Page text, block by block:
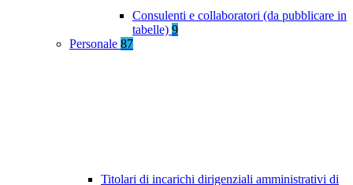
Consulenti e collaboratori (da pubblicare in
tabelle) 9
Personale 87
Titolari di incarichi dirigenziali amministrativi di